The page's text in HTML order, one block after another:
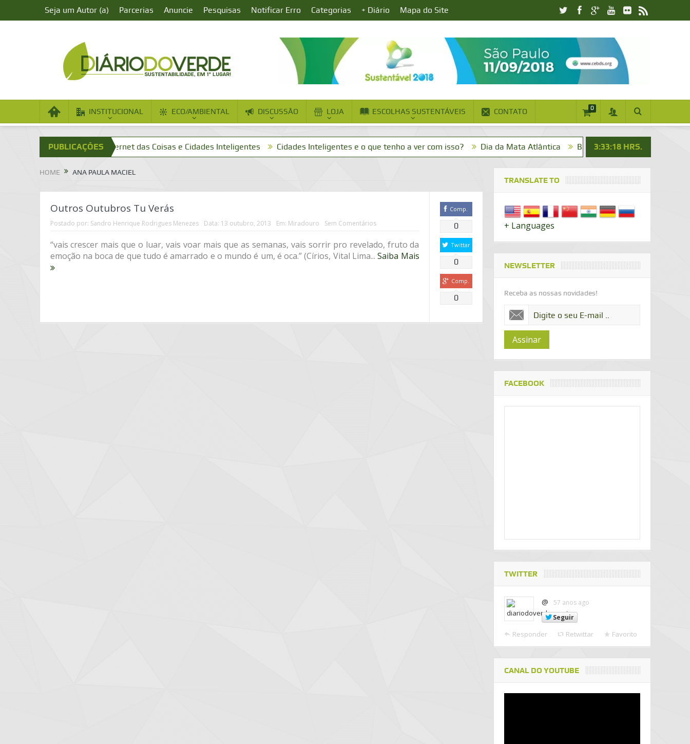
Seja um Autor (a) Parcerias Anuncie Pesquisas Notificar Erro Categorias + Diário Mapa do Site
INSTITUCIONAL ECO/AMBIENTAL DISCUSSÃO LOJA ESCOLHAS SUSTENTÁVEIS CONTATO 0
PUBLICAÇÕES
Aumentada? Internet das Coisas e Cidades Inteligentes Cidades Inteligentes e o que tenho a ver com isso? Dia da Mata Atlântica Bom dia! Vai um cafezinho?
3:33:19 HRS.
HOME ANA PAULA MACIEL
Outros Outubros Tu Verás
Postado por: Sandro Henrique Rodrigues Menezes Data: 13 outubro, 2013 Em: Miradouro Sem Comentários
“vais crescer mais que o luar, vais voar mais que as semanas, vais sorrir pro revelado, fruto da
emoção na boca de que tudo é amarrado e o mundo é um, é oca.” (Círios, Vital Lima...Saiba Mais
Comp.
0
Twittar
0
Comp.
0
TRANSLATE TO
+ Languages
NEWSLETTER
Receba as nossas novidades!
Assinar
FACEBOOK
TWITTER
@
57 anos ago
Seguir
Responder Retwittar Favorito
CANAL DO YOUTUBE